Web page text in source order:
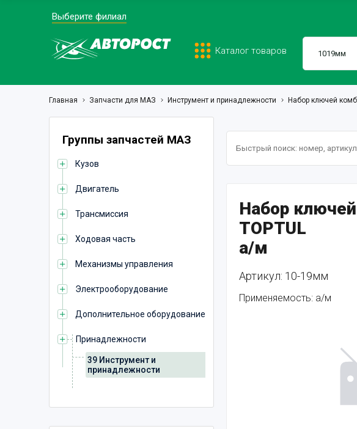
Выберите филиал
Каталог товаров
Главная Запчасти для МАЗ Инструмент и принадлежности Набор ключей
Группы запчастей МАЗ
Кузов
Двигатель
Трансмиссия
Ходовая часть
Механизмы управления
Электрооборудование
Дополнительное оборудование
Принадлежности
39 Инструмент и
принадлежности
Набор
TOPTUL
а/м
Артикул: 10-19мм
Применяемость: а/м